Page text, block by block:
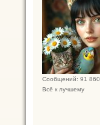
Сообщений: 91 860
Всё к лучшему